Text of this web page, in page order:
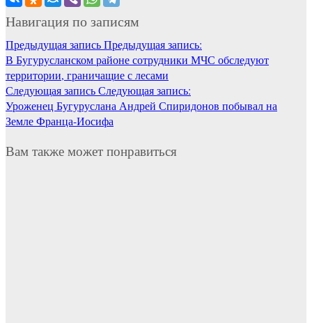
Навигация по записям
Предыдущая записьПредыдущая запись:
В Бугурусланском районе сотрудники МЧС обследуют
территории, граничащие с лесами
Следующая записьСледующая запись:
Уроженец Бугуруслана Андрей Спиридонов побывал на
Земле Франца-Иосифа
Вам также может понравиться